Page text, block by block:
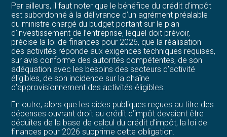
Par ailleurs, il faut noter que le bénéfice du crédit d’impôt
est subordonné à la délivrance d’un agrément préalable
du ministre chargé du budget portant sur le plan
d’investissement de l’entreprise, lequel doit prévoir,
précise la loi de finances pour 2026, que la réalisation
des activités réponde aux exigences techniques requises,
sur avis conforme des autorités compétentes, de son
adéquation avec les besoins des secteurs d’activité
éligibles, de son incidence sur la chaîne
d’approvisionnement des activités éligibles.
En outre, alors que les aides publiques reçues au titre des
dépenses ouvrant droit au crédit d’impôt devaient être
déduites de la base de calcul du crédit d’impôt, la loi de
finances pour 2026 supprime cette obligation.